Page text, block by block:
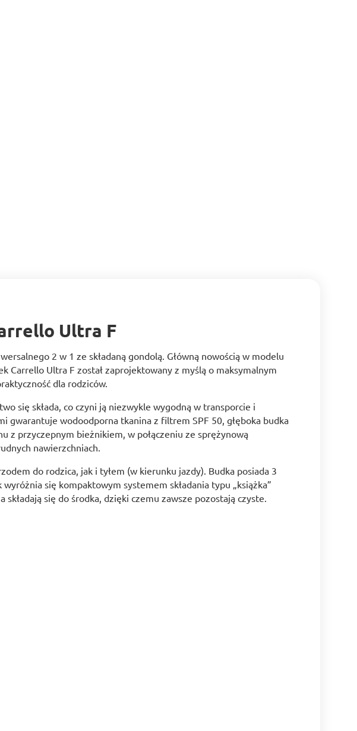
Ultra F
2 w 1 ze składaną gondolą. Główną nowością w modelu
Carrello Ultra F został zaprojektowany z myślą o maksymalnym
dla rodziców.
się składa, co czyni ją niezwykle wygodną w transporcie i
wodoodporna tkanina z filtrem SPF 50, głęboka budka
z przyczepnym bieżnikiem, w połączeniu ze sprężynową
nawierzchniach.
do rodzica, jak i tyłem (w kierunku jazdy). Budka posiada 3
się kompaktowym systemem składania typu „książka”
się do środka, dzięki czemu zawsze pozostają czyste.